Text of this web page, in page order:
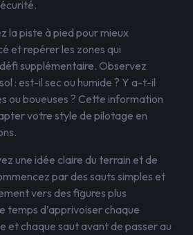
la piste à pied pour mieux
et repérer les zones qui
supplémentaire. Observez
: est-il sec ou humide ? Y a-t-il
ou boueuses ? Cette information
votre style de pilotage en
une idée claire du terrain et de
par des sauts simples et
vers des figures plus
temps d’apprivoiser chaque
et chaque saut avant de passer au